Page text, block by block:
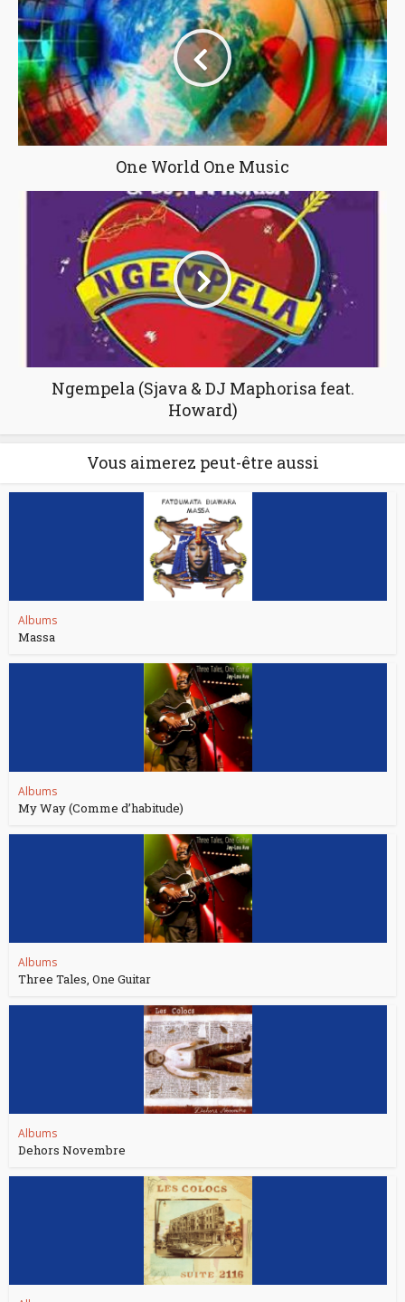
One World One Music
Ngempela (Sjava & DJ Maphorisa feat.
Howard)
Vous aimerez peut-être aussi
Albums
Massa
Albums
My Way (Comme d’habitude)
Albums
Three Tales, One Guitar
Albums
Dehors Novembre